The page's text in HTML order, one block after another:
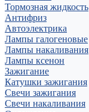
Тормозная жидкость
Антифриз
Автоэлектрика
Лампы галогеновые
Лампы накаливания
Лампы ксенон
Зажигание
Катушки зажигания
Свечи зажигания
Свечи накаливания